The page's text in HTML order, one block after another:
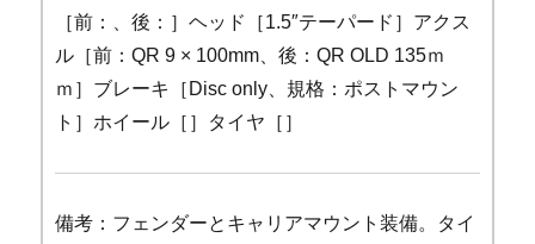
［前：、後：］ヘッド［1.5″テーパード］アクス
ル［前：QR 9 × 100mm、後：QR OLD 135ｍ
ｍ］ブレーキ［Disc only、規格：ポストマウン
ト］ホイール［］タイヤ［］
備考：フェンダーとキャリアマウント装備。タイ